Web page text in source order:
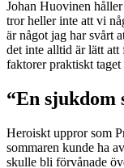
Johan Huovinen
tror heller inte att vi
är något jag har svårt
det inte alltid är lätt att
faktorer praktiskt
“En sjukdom
Heroiskt uppror som
sommaren kunde ha
skulle bli förvånade